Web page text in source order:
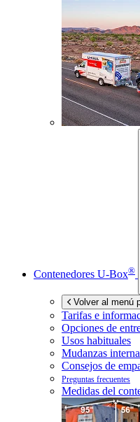
Contenedores U-Box®
Volver al menú
Tarifas e
Opciones de
Usos habituales
Mudanzas
Consejos de
Preguntas frecuentes
Medidas del